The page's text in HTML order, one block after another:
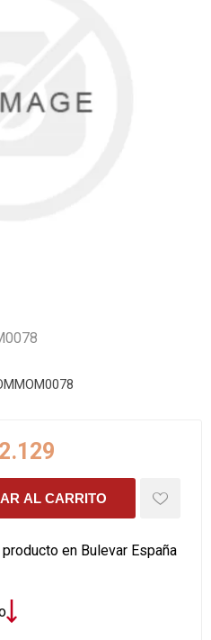
AL CARRITO
en Bulevar España